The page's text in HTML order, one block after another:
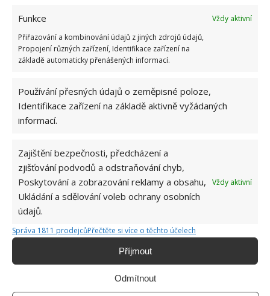
Funkce
Vždy aktivní
Přiřazování a kombinování údajů z jiných zdrojů údajů,
Propojení různých zařízení, Identifikace zařízení na
základě automaticky přenášených informací.
Používání přesných údajů o zeměpisné poloze,
Identifikace zařízení na základě aktivně vyžádaných
informací.
Zajištění bezpečnosti, předcházení a
zjišťování podvodů a odstraňování chyb,
Poskytování a zobrazování reklamy a obsahu,
Ukládání a sdělování voleb ochrany osobních
údajů.
Vždy aktivní
Správa 1811 prodejcůPřečtěte si více o těchto účelech
Příjmout
Odmítnout
Obrázek: společnost Cofidis
ELEKTŘINA PLYN